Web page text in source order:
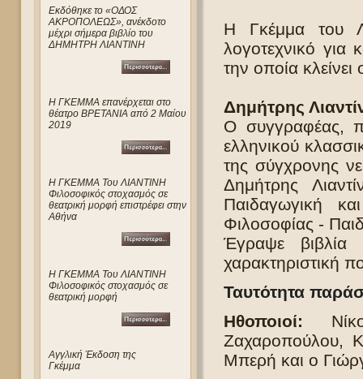
Eκδόθηκε το «ΟΔΟΣ
ΑΚΡΟΠΟΛΕΩΣ», ανέκδοτο
μέχρι σήμερα βιβλίο του
ΔΗΜΗΤΡΗ ΛΙΑΝΤΙΝΗ
Η ΓΚΕΜΜΑ επανέρχεται στο
θέατρο ΒΡΕΤΑΝΙΑ από 2 Μαίου
2019
Η ΓΚΕΜΜΑ Του ΛΙΑΝΤΙΝΗ
Φιλοσοφικός στοχασμός σε
θεατρική μορφή επιστρέφει στην
Αθήνα
Η ΓΚΕΜΜΑ Του ΛΙΑΝΤΙΝΗ
Φιλοσοφικός στοχασμός σε
θεατρική μορφή
Αγγλική Έκδοση της
Γκέμμα
Η Γκέμμα του
λογοτεχνικό για
την οποία
Δημήτρης
Ο συγγραφέας,
ελληνικού
της σύγχρονης
Δημήτρης
Παιδαγωγική
Φιλοσοφίας -
Έγραψε βιβλία
χαρακτηριστική
Ταυτότητα
Ηθοποιοί:
Ζαχαροπούλου,
Μπερή και ο